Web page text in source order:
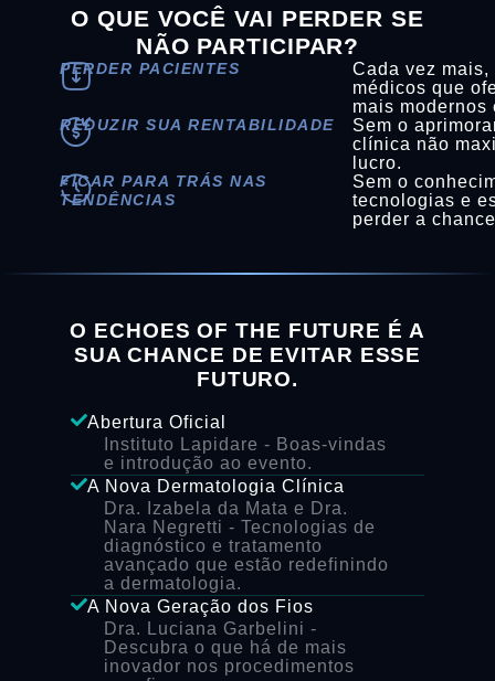
O QUE VOCÊ VAI PERDER SE
NÃO PARTICIPAR?
PERDER PACIENTES
Cada vez
médicos que
mais modernos
REDUZIR SUA RENTABILIDADE
Sem o
clínica não
lucro.
FICAR PARA TRÁS NAS
TENDÊNCIAS
Sem o
tecnologias e
perder a
O ECHOES OF THE FUTURE É A
SUA CHANCE DE EVITAR ESSE
FUTURO.
Abertura Oficial
Instituto Lapidare - Boas-vindas
e introdução ao evento.
A Nova Dermatologia Clínica
Dra. Izabela da Mata e Dra.
Nara Negretti - Tecnologias de
diagnóstico e tratamento
avançado que estão redefinindo
a dermatologia.
A Nova Geração dos Fios
Dra. Luciana Garbelini -
Descubra o que há de mais
inovador nos procedimentos